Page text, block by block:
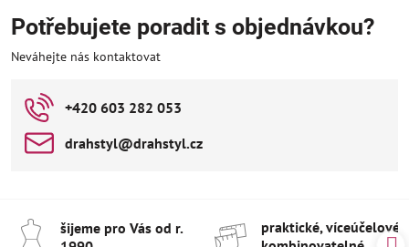
Potřebujete poradit s objednávkou?
Neváhejte nás kontaktovat
+420 603 282 053
drahstyl​@drahstyl​.cz
šijeme pro Vás od r​.
praktické, víceúčelové